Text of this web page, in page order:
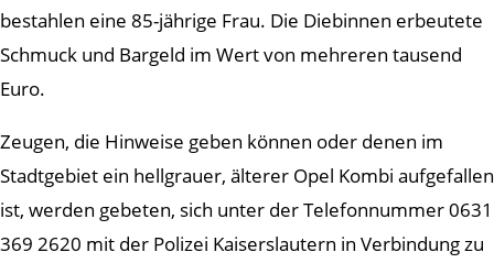
bestahlen eine 85-jährige Frau. Die Diebinnen erbeutete
Schmuck und Bargeld im Wert von mehreren tausend
Euro.
Zeugen, die Hinweise geben können oder denen im
Stadtgebiet ein hellgrauer, älterer Opel Kombi aufgefallen
ist, werden gebeten, sich unter der Telefonnummer 0631
369 2620 mit der Polizei Kaiserslautern in Verbindung zu